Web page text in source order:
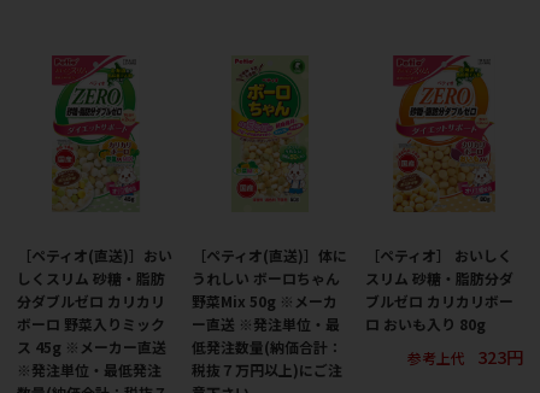
［ペティオ(直送)］おい
しくスリム 砂糖・脂肪
分ダブルゼロ カリカリ
ボーロ 野菜入りミック
ス 45g ※メーカー直送
※発注単位・最低発注
［ペティオ(直送)］体に
うれしい ボーロちゃん
野菜Mix 50g ※メーカ
ー直送 ※発注単位・最
低発注数量(納価合計：
税抜７万円以上)にご注
［ペティオ］ おいしく
スリム 砂糖・脂肪分ダ
ブルゼロ カリカリボー
ロ おいも入り 80g
参考上代
323円